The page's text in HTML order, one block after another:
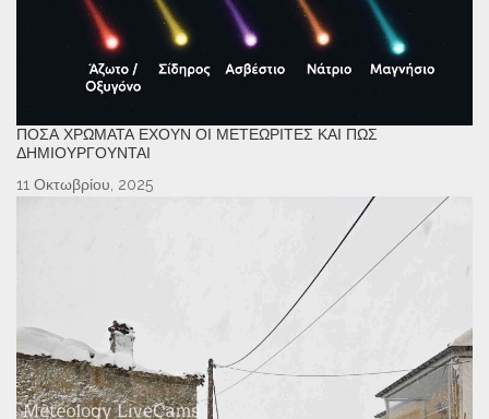
ΠΌΣΑ ΧΡΏΜΑΤΑ ΈΧΟΥΝ ΟΙ ΜΕΤΕΩΡΊΤΕΣ ΚΑΙ ΠΏΣ
ΔΗΜΙΟΥΡΓΟΎΝΤΑΙ
11 Οκτωβρίου, 2025